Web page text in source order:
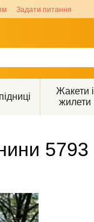
Задати питання
Жакети і
жилети
5793